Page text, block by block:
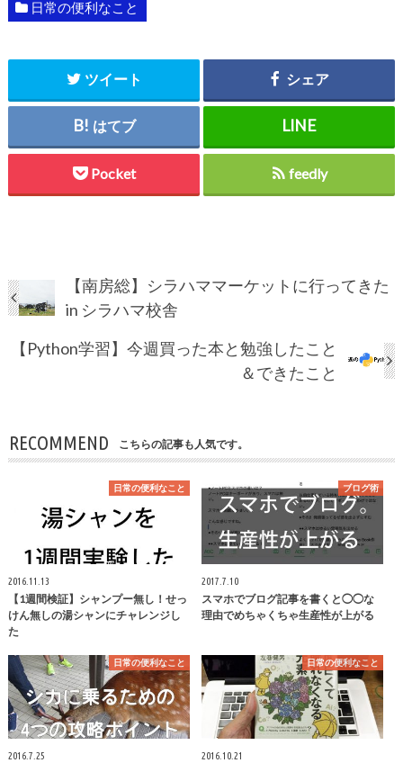
日常の便利なこと
ツイート シェア
はてブ
Pocket feedly
【南房総】シラハママーケットに行ってきた
in シラハマ校舎
【Python学習】今週買った本と勉強したこと
＆できたこと
RECOMMEND こちらの記事も人気です。
日常の便利なこと
2016.11.13
【1週間検証】シャンプー無し！せっ
けん無しの湯シャンにチャレンジし
た
ブログ術
2017.7.10
スマホでブログ記事を書くと◯◯な
理由でめちゃくちゃ生産性が上がる
日常の便利なこと
2016.7.25
日常の便利なこと
2016.10.21